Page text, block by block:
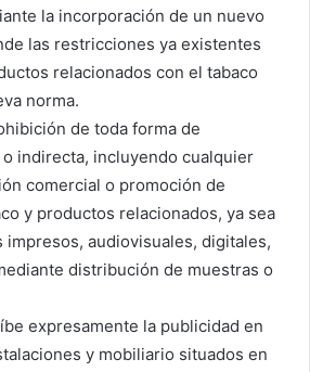
la incorporación de un nuevo
las restricciones ya existentes
relacionados con el tabaco
norma.
de toda forma de
indirecta, incluyendo cualquier
comercial o promoción de
y productos relacionados, ya sea
impresos, audiovisuales, digitales,
distribución de muestras o
expresamente la publicidad en
y mobiliario situados en